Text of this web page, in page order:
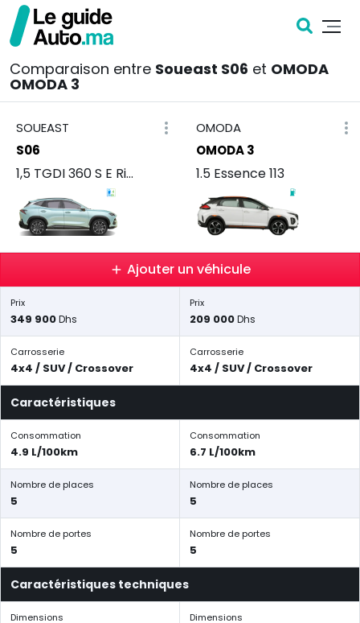
Comparaison entre Soueast S06 et OMODA
OMODA 3
SOUEAST
S06
1,5 TGDI 360 S E Rise
OMODA
OMODA 3
1.5 Essence 113
Ajouter un véhicule
Prix
349 900Dhs
Prix
209 000Dhs
Carrosserie
4x4 / SUV / Crossover
Carrosserie
4x4 / SUV / Crossover
Caractéristiques
Consommation
4.9 L/100km
Consommation
6.7 L/100km
Nombre de places
5
Nombre de places
5
Nombre de portes
5
Nombre de portes
5
Caractéristiques techniques
Dimensions Dimensions